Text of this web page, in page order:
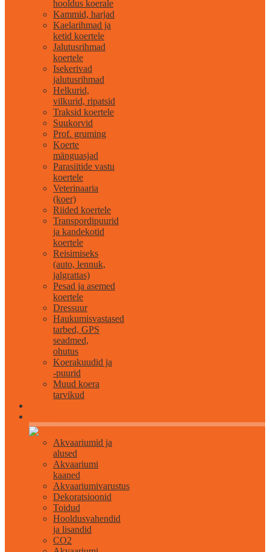
hooldus koerale
Kammid, harjad
Kaelarihmad ja
ketid koertele
Jalutusrihmad
koertele
Isekerivad
jalutusrihmad
Helkurid,
vilkurid, ripatsid
Traksid koertele
Suukorvid
Prof. gruming
Koerte
mänguasjad
Parasiitide vastu
koertele
Veterinaaria
(koer)
Riided koertele
Transpordipuurid
ja kandekotid
koertele
Reisimiseks
(auto, lennuk,
jalgrattas)
Pesad ja asemed
koertele
Dressuur
Haukumisvastased
tarbed, GPS
seadmed,
ohutus
Koerakuudid ja
-puurid
Muud koera
tarvikud
Akvaariumid ja
alused
Akvaariumi
kaaned
Akvaariumivarustus
Dekoratsioonid
Toidud
Hooldusvahendid
ja lisandid
CO2